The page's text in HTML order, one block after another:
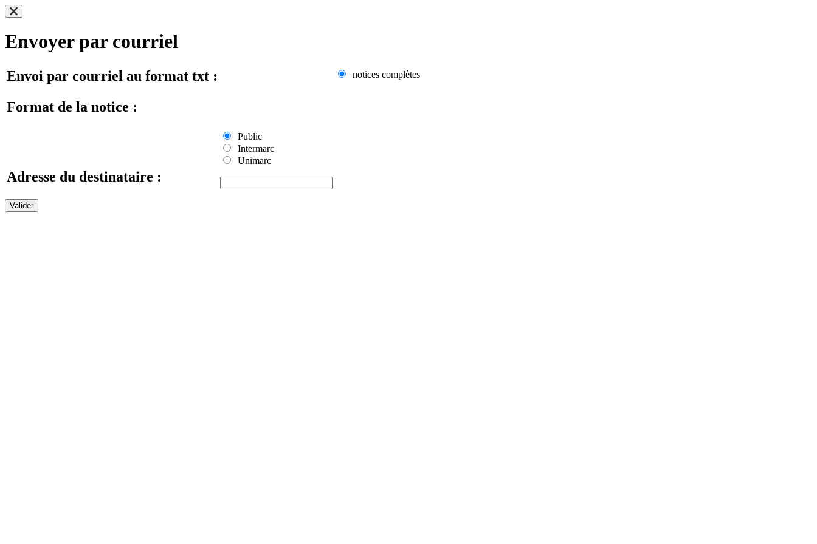
Envoyer par courriel
Envoi par courriel au format txt : notices complètes
Format de la notice :
Public
Intermarc
Unimarc
Adresse du destinataire :